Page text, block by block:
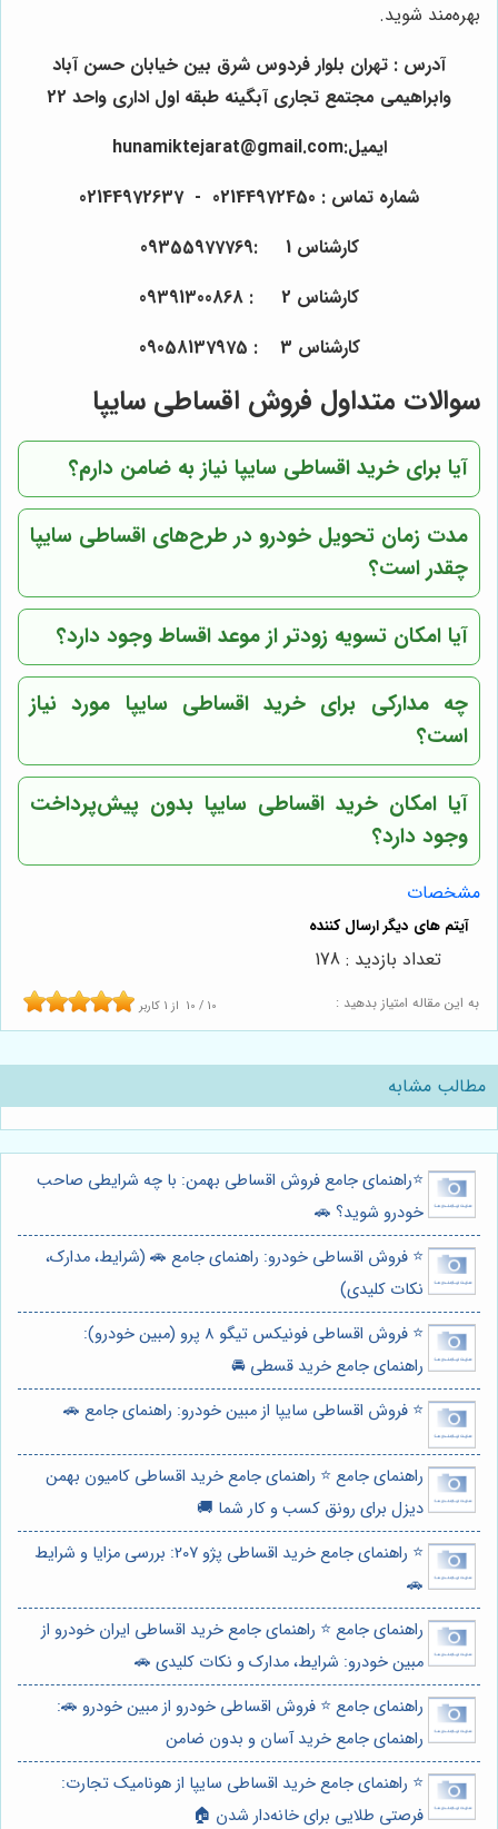
بهره‌مند شوید.
آدرس : تهران بلوار فردوس شرق بین خیابان حسن آباد
وابراهیمی مجتمع تجاری آبگینه طبقه اول اداری واحد 22
ایمیل:hunamiktejarat@gmail.com
شماره تماس : 02144972450 - 02144972637
کارشناس 1 :09355977769
کارشناس 2 : 09391300868
کارشناس 3 : 09058137975
سوالات متداول فروش اقساطی سایپا
آیا برای خرید اقساطی سایپا نیاز به ضامن دارم؟
مدت زمان تحویل خودرو در طرح‌های اقساطی سایپا
چقدر است؟
آیا امکان تسویه زودتر از موعد اقساط وجود دارد؟
چه مدارکی برای خرید اقساطی سایپا مورد نیاز
است؟
آیا امکان خرید اقساطی سایپا بدون پیش‌پرداخت
وجود دارد؟
مشخصات
به این مقاله امتیاز بدهید : 10 / 10 از 1 کاربر
تعداد بازدید : 178
مطالب مشابه
⭐️راهنمای جامع فروش اقساطی بهمن: با چه شرایطی صاحب
خودرو شوید؟ 🚗
⭐️ فروش اقساطی خودرو: راهنمای جامع 🚗 (شرایط، مدارک،
نکات کلیدی)
⭐️ فروش اقساطی فونیکس تیگو 8 پرو (مبین خودرو):
راهنمای جامع خرید قسطی 🚘
⭐️ فروش اقساطی سایپا از مبین خودرو: راهنمای جامع 🚗
راهنمای جامع ⭐️ راهنمای جامع خرید اقساطی کامیون بهمن
دیزل برای رونق کسب و کار شما 🚚
⭐️ راهنمای جامع خرید اقساطی پژو 207: بررسی مزایا و شرایط
🚗
راهنمای جامع ⭐️ راهنمای جامع خرید اقساطی ایران خودرو از
مبین خودرو: شرایط، مدارک و نکات کلیدی 🚗
راهنمای جامع ⭐️ فروش اقساطی خودرو از مبین خودرو 🚗:
راهنمای جامع خرید آسان و بدون ضامن
⭐️ راهنمای جامع خرید اقساطی سایپا از هونامیک تجارت:
فرصتی طلایی برای خانه‌دار شدن 🏠